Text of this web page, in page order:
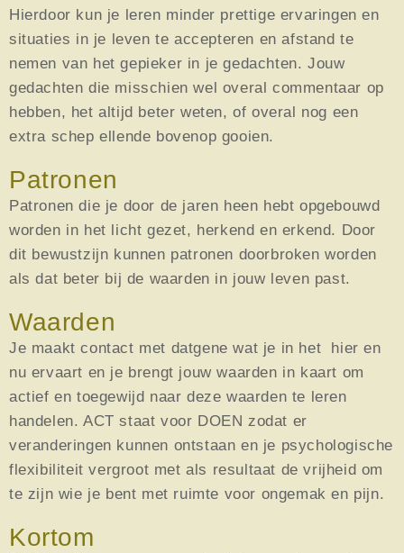
Hierdoor kun je leren minder prettige ervaringen en
situaties in je leven te accepteren en afstand te
nemen van het gepieker in je gedachten. Jouw
gedachten die misschien wel overal commentaar op
hebben, het altijd beter weten, of overal nog een
extra schep ellende bovenop gooien.
Patronen
Patronen die je door de jaren heen hebt opgebouwd
worden in het licht gezet, herkend en erkend. Door
dit bewustzijn kunnen patronen doorbroken worden
als dat beter bij de waarden in jouw leven past.
Waarden
Je maakt contact met datgene wat je in het hier en
nu ervaart en je brengt jouw waarden in kaart om
actief en toegewijd naar deze waarden te leren
handelen. ACT staat voor DOEN zodat er
veranderingen kunnen ontstaan en je psychologische
flexibiliteit vergroot met als resultaat de vrijheid om
te zijn wie je bent met ruimte voor ongemak en pijn.
Kortom